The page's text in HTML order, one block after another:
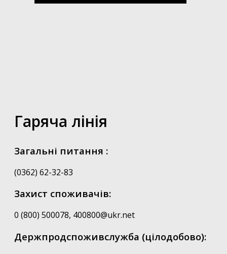
Гаряча лінія
Загальні питання :
(0362) 62-32-83
Захист споживачів:
0 (800) 500078, 400800@ukr.net
Держпродспоживслужба (цілодобово):